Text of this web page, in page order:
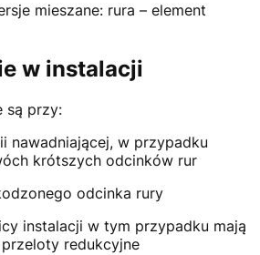
mieszane: rura – element
w instalacji
są przy:
nawadniającej, w przypadku
krótszych odcinków rur
odcinka rury
instalacji w tym przypadku mają
redukcyjne